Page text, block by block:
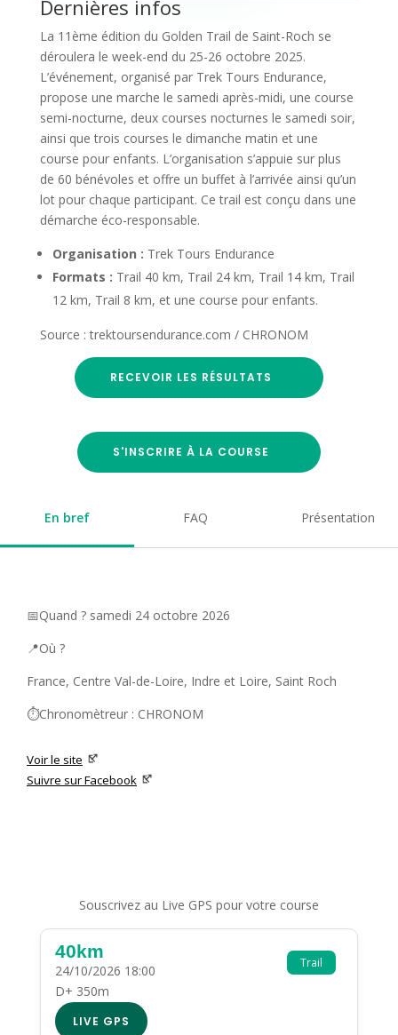
Dernières infos
La 11ème édition du Golden Trail de Saint-Roch se
déroulera le week-end du 25-26 octobre 2025.
L’événement, organisé par Trek Tours Endurance,
propose une marche le samedi après-midi, une course
semi-nocturne, deux courses nocturnes le samedi soir,
ainsi que trois courses le dimanche matin et une
course pour enfants. L’organisation s’appuie sur plus
de 60 bénévoles et offre un buffet à l’arrivée ainsi qu’un
lot pour chaque participant. Ce trail est conçu dans une
démarche éco-responsable.
Organisation : Trek Tours Endurance
Formats : Trail 40 km, Trail 24 km, Trail 14 km, Trail
12 km, Trail 8 km, et une course pour enfants.
Source : trektoursendurance.com / CHRONOM
RECEVOIR LES RÉSULTATS
S'INSCRIRE À LA COURSE
En bref FAQ Présentation
📅Quand ? samedi 24 octobre 2026
📍Où ?
France, Centre Val-de-Loire, Indre et Loire, Saint Roch
⏱️Chronomètreur : CHRONOM
Voir le site
Suivre sur Facebook
Souscrivez au Live GPS pour votre course
Trail
40km
24/10/2026 18:00
D+ 350m
LIVE GPS